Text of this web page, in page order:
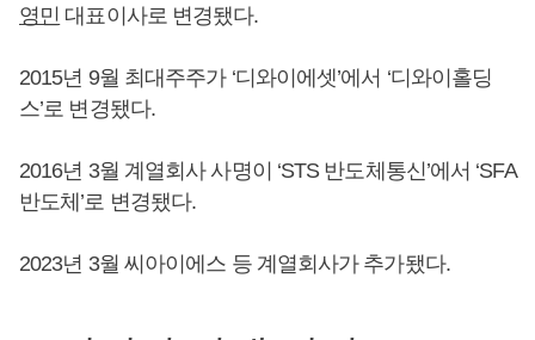
영민 대표이사로 변경됐다.
2015년 9월 최대주주가 ‘디와이에셋’에서 ‘디와이홀딩
스’로 변경됐다.
2016년 3월 계열회사 사명이 ‘STS 반도체통신’에서 ‘SFA
반도체’로 변경됐다.
2023년 3월 씨아이에스 등 계열회사가 추가됐다.